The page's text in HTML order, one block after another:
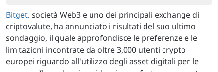
Bitget, società Web3 e uno dei principali exchange di
criptovalute, ha annunciato i risultati del suo ultimo
sondaggio, il quale approfondisce le preferenze e le
limitazioni incontrate da oltre 3,000 utenti crypto
europei riguardo all'utilizzo degli asset digitali per le